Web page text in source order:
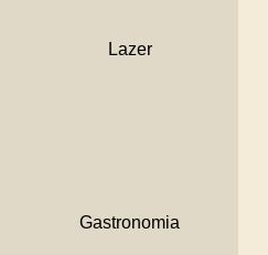
Lazer
Gastronomia